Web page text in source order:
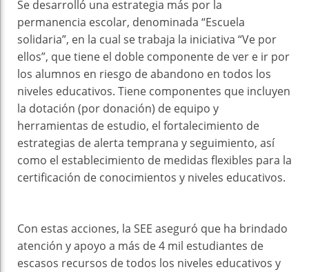
Se desarrolló una estrategia más por la
permanencia escolar, denominada “Escuela
solidaria”, en la cual se trabaja la iniciativa “Ve por
ellos”, que tiene el doble componente de ver e ir por
los alumnos en riesgo de abandono en todos los
niveles educativos. Tiene componentes que incluyen
la dotación (por donación) de equipo y
herramientas de estudio, el fortalecimiento de
estrategias de alerta temprana y seguimiento, así
como el establecimiento de medidas flexibles para la
certificación de conocimientos y niveles educativos.
Con estas acciones, la SEE aseguró que ha brindado
atención y apoyo a más de 4 mil estudiantes de
escasos recursos de todos los niveles educativos y